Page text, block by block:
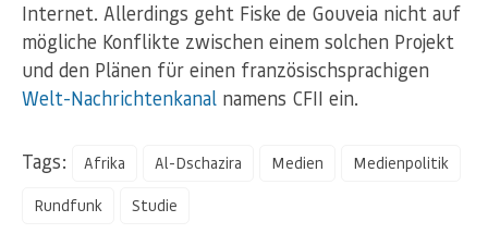
Internet. Allerdings geht Fiske de Gouveia nicht auf
mögliche Konflikte zwischen einem solchen Projekt
und den Plänen für einen französischsprachigen
Welt-Nachrichtenkanal namens CFII ein.
Tags: Afrika Al-Dschazira Medien Medienpolitik
Rundfunk Studie